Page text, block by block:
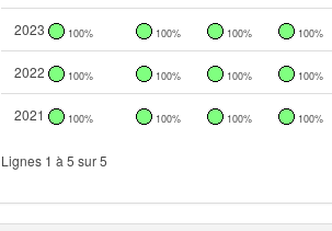
2023 100% 100% 100% 100%
2022 100% 100% 100% 100%
2021 100% 100% 100% 100%
Lignes 1 à 5 sur 5